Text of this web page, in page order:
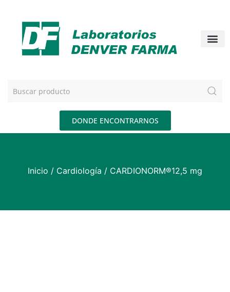
DONDE ENCONTRARNOS
Inicio / Cardiología / CARDIONORM®12,5 mg